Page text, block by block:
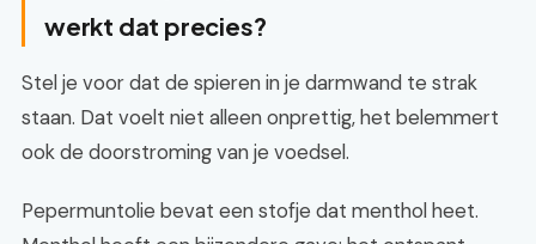
werkt dat precies?
Stel je voor dat de spieren in je darmwand te strak
staan. Dat voelt niet alleen onprettig, het belemmert
ook de doorstroming van je voedsel.
Pepermuntolie bevat een stofje dat menthol heet.